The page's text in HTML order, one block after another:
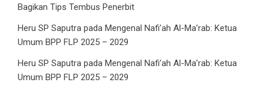
Bagikan Tips Tembus Penerbit
Heru SP Saputra pada Mengenal Nafi’ah Al-Ma’rab: Ketua
Umum BPP FLP 2025 – 2029
Heru SP Saputra pada Mengenal Nafi’ah Al-Ma’rab: Ketua
Umum BPP FLP 2025 – 2029